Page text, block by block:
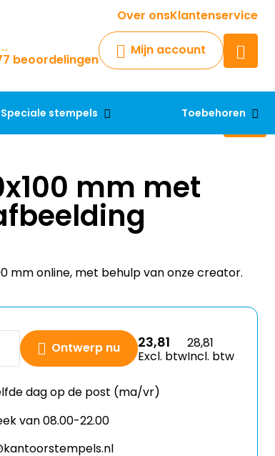
Over onsKlantenservice
beoordelingen
Mijn account
Speciale stempels Toebehoren
Krijg een antwoord op uw vraag
Chatbot
Chat 24/7 met onze chatbot
Contact
mm met
Excl. btw
dag op de post (ma/vr)
van 08.00-22.00